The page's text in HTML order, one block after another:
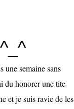
une semaine sans
du honorer une tite
et je suis ravie de les